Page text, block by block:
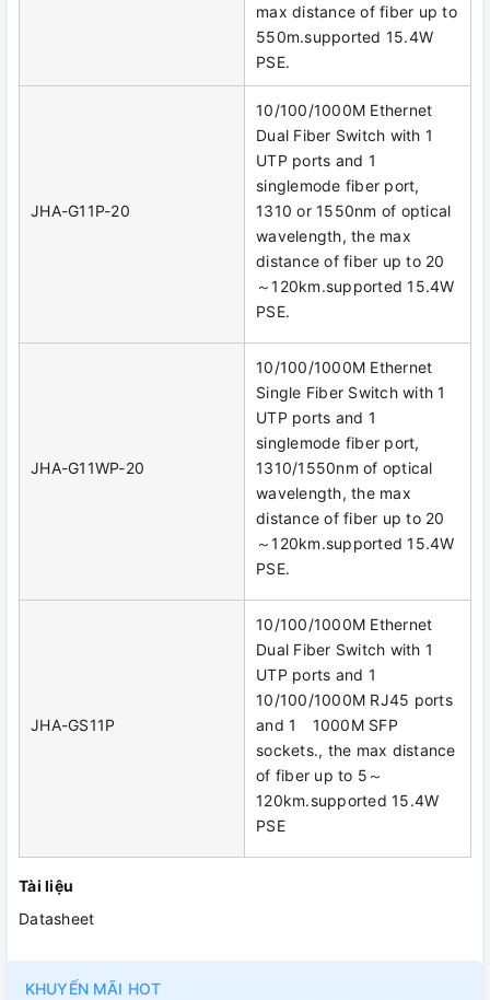
max distance of fiber up to
550m.supported 15.4W
PSE.
JHA-G11P-20
10/100/1000M Ethernet
Dual Fiber Switch with 1
UTP ports and 1
singlemode fiber port,
1310 or 1550nm of optical
wavelength, the max
distance of fiber up to 20
～120km.supported 15.4W
PSE.
JHA-G11WP-20
10/100/1000M Ethernet
Single Fiber Switch with 1
UTP ports and 1
singlemode fiber port,
1310/1550nm of optical
wavelength, the max
distance of fiber up to 20
～120km.supported 15.4W
PSE.
JHA-GS11P
10/100/1000M Ethernet
Dual Fiber Switch with 1
UTP ports and 1
10/100/1000M RJ45 ports
and 1 1000M SFP
sockets., the max distance
of fiber up to 5～
120km.supported 15.4W
PSE
Tài liệu
Datasheet
KHUYẾN MÃI HOT